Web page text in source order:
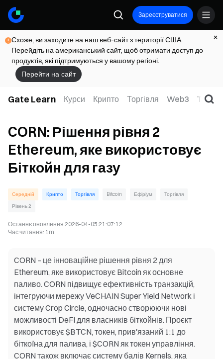
Зареєструватися
Схоже, ви заходите на наш веб-сайт з території США.
Перейдіть на американський сайт, щоб отримати доступ до
продуктів, які підтримуються у вашому регіоні.
Перейти на сайт
Gate Learn Курси Крипто Торгівля Web3 TradFi
CORN: Рішення рівня 2
Ethereum, яке використовує
Біткойн для газу
Середній Крипто Торгівля Bitcoin Ефіріум
Торгівля
Рівень 2
Останнє оновлення 2026-04-05 21:07:12
Час читання: 1m
CORN – це інноваційне рішення рівня 2 для
Ethereum, яке використовує Bitcoin як основне
паливо. CORN підвищує ефективність транзакцій,
інтегруючи мережу VeCHAIN Super Yield Network і
систему Crop Circle, одночасно створюючи нові
можливості DeFi для власників біткойнів. Проєкт
використовує $BTCN, токен, прив'язаний 1:1 до
біткоїна для палива, і $CORN як токен управління.
CORN також включає систему балів Kernels, яка